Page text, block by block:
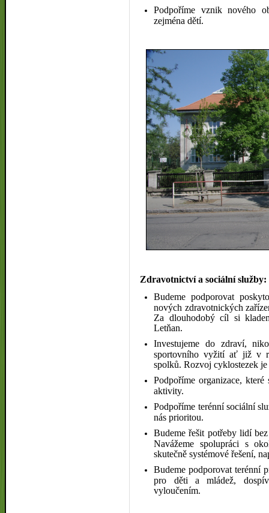
Podpoříme vznik nového
zejména dětí.
Zdravotnictví a sociální
Budeme podporovat
nových zdravotnických
Za dlouhodobý cíl si
Letňan.
Investujeme do zdraví,
sportovního vyžití ať již v
spolků. Rozvoj cyklostezek
Podpoříme organizace,
aktivity.
Podpoříme terénní sociální
nás prioritou.
Budeme řešit potřeby lidí
Navážeme spolupráci s
skutečně systémové řešení,
Budeme podporovat terénní
pro děti a mládež,
vyloučením.